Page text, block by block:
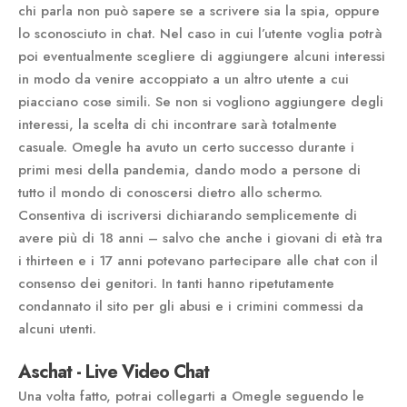
chi parla non può sapere se a scrivere sia la spia, oppure
lo sconosciuto in chat. Nel caso in cui l’utente voglia potrà
poi eventualmente scegliere di aggiungere alcuni interessi
in modo da venire accoppiato a un altro utente a cui
piacciano cose simili. Se non si vogliono aggiungere degli
interessi, la scelta di chi incontrare sarà totalmente
casuale. Omegle ha avuto un certo successo durante i
primi mesi della pandemia, dando modo a persone di
tutto il mondo di conoscersi dietro allo schermo.
Consentiva di iscriversi dichiarando semplicemente di
avere più di 18 anni – salvo che anche i giovani di età tra
i thirteen e i 17 anni potevano partecipare alle chat con il
consenso dei genitori. In tanti hanno ripetutamente
condannato il sito per gli abusi e i crimini commessi da
alcuni utenti.
Aschat - Live Video Chat
Una volta fatto, potrai collegarti a Omegle seguendo le